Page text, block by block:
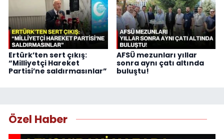
Ertürk’ten sert çıkış:
“Milliyetçi Hareket
Partisi’ne saldırmasınlar”
AFSÜ mezunları yıllar
sonra aynı çatı altında
buluştu!
Özel Haber